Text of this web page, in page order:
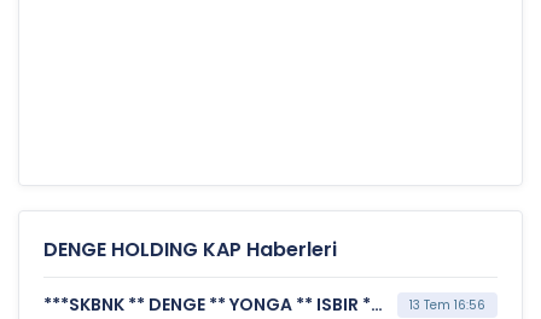
DENGE HOLDING KAP Haberleri
***SKBNK ** DENGE ** YONGA ** ISBIR ** BERA ** OZYSR*** MERKEZİ KAYIT KURULUŞU A.Ş. (Borsada İşlem Gören Tipe Dönüşüm Duyurusu) 13 Tem 16:56